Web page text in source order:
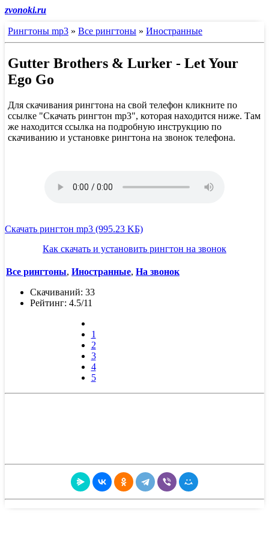
zvonoki.ru
Рингтоны mp3 » Все рингтоны » Иностранные
Gutter Brothers & Lurker - Let Your
Ego Go
Для скачивания рингтона на свой телефон кликните по
ссылке "Скачать рингтон mp3", которая находится ниже. Там
же находится ссылка на подробную инструкцию по
скачиванию и установке рингтона на звонок телефона.
Скачать рингтон mp3 (995.23 KБ)
Как скачать и установить рингтон на звонок
Все рингтоны, Иностранные, На звонок
Скачиваний: 33
Рейтинг: 4.5/11
1
2
3
4
5